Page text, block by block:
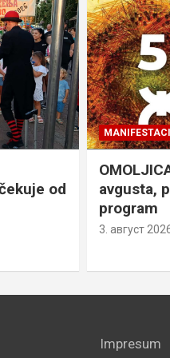
od
avgusta,
program
3. август
Impresum